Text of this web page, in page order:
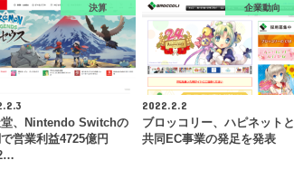
決算
、Nintendo Switchの
営業利益4725億円
企業動向
2022.2.2
ブロッコリー、ハピネットと
共同EC事業の発足を発表